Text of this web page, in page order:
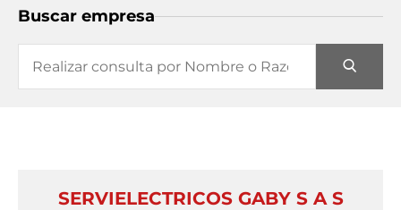
Buscar empresa
SERVIELECTRICOS GABY S A S